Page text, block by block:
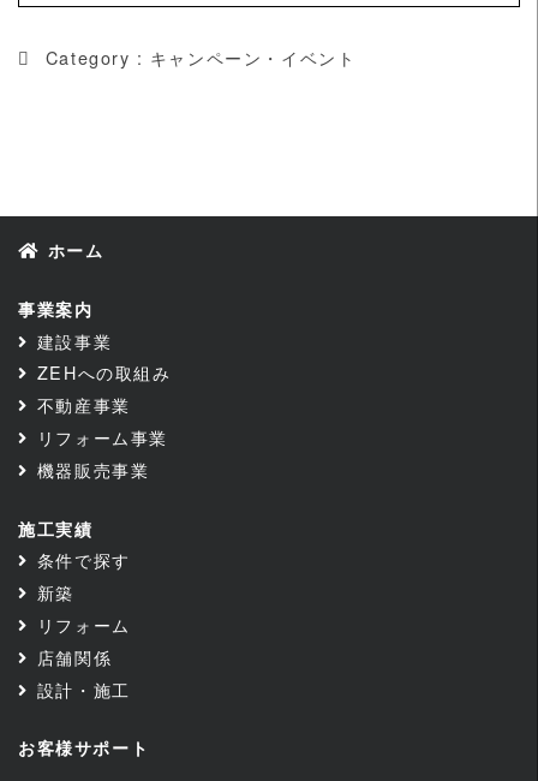
Category : キャンペーン・イベント
ホーム
事業案内
建設事業
ZEHへの取組み
不動産事業
リフォーム事業
機器販売事業
施工実績
条件で探す
新築
リフォーム
店舗関係
設計・施工
お客様サポート